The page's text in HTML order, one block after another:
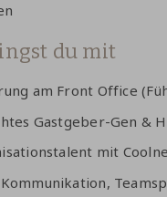
du mit
am Front Office
Gastgeber-Gen &
mit